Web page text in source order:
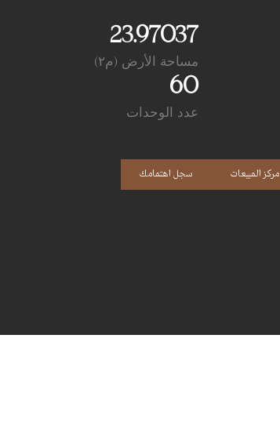
مساحة الأرض (م٢)
23.97037
عدد الوحدات
60
مركز المبيعات سجل اهتمامك